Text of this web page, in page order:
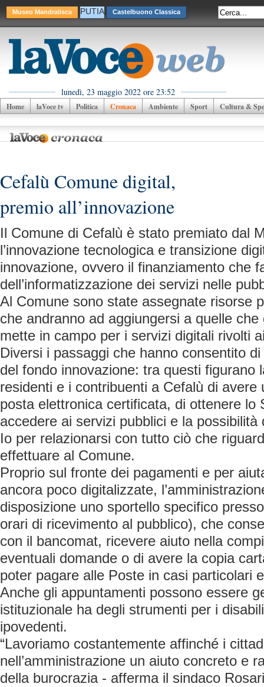
Museo Mandralisca PUTIA Castelbuono Classica
lunedì, 23 maggio 2022 ore 23:52
Home laVoce tv Politica Cronaca Ambiente Sport Cultura &
Cefalù Comune digital,
premio all’innovazione
Il Comune di Cefalù è stato premiato dal
l’innovazione tecnologica e transizione
innovazione, ovvero il finanziamento che
dell’informatizzazione dei servizi nelle
Al Comune sono state assegnate risorse
che andranno ad aggiungersi a quelle che
mette in campo per i servizi digitali rivolti
Diversi i passaggi che hanno consentito
del fondo innovazione: tra questi figurano
residenti e i contribuenti a Cefalù di avere
posta elettronica certificata, di ottenere lo
accedere ai servizi pubblici e la possibilità
Io per relazionarsi con tutto ciò che
effettuare al Comune.
Proprio sul fronte dei pagamenti e per
ancora poco digitalizzate,
disposizione uno sportello specifico
orari di ricevimento al pubblico), che
con il bancomat, ricevere aiuto nella
eventuali domande o di avere la copia
poter pagare alle Poste in casi particolari
Anche gli appuntamenti possono essere
istituzionale ha degli strumenti per i
ipovedenti.
“Lavoriamo costantemente affinché i
nell’amministrazione un aiuto concreto e
della burocrazia - afferma il sindaco